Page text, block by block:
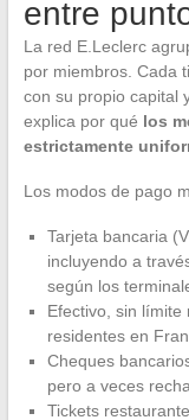
entre
La red E.Leclerc
por miembros. Cada
con su propio capital
explica por qué los
estrictamente
Los modos de pago
Tarjeta bancaria
incluyendo a
según los
Efectivo, sin
residentes en
Cheques
pero a veces
Tickets